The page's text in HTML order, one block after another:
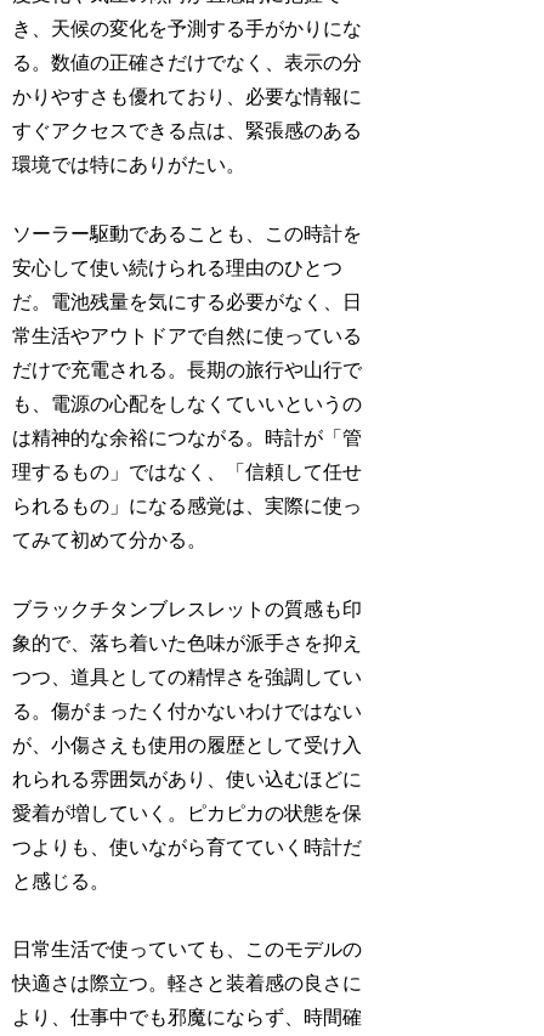
き、天候の変化を予測する手がかりにな
る。数値の正確さだけでなく、表示の分
かりやすさも優れており、必要な情報に
すぐアクセスできる点は、緊張感のある
環境では特にありがたい。
ソーラー駆動であることも、この時計を
安心して使い続けられる理由のひとつ
だ。電池残量を気にする必要がなく、日
常生活やアウトドアで自然に使っている
だけで充電される。長期の旅行や山行で
も、電源の心配をしなくていいというの
は精神的な余裕につながる。時計が「管
理するもの」ではなく、「信頼して任せ
られるもの」になる感覚は、実際に使っ
てみて初めて分かる。
ブラックチタンブレスレットの質感も印
象的で、落ち着いた色味が派手さを抑え
つつ、道具としての精悍さを強調してい
る。傷がまったく付かないわけではない
が、小傷さえも使用の履歴として受け入
れられる雰囲気があり、使い込むほどに
愛着が増していく。ピカピカの状態を保
つよりも、使いながら育てていく時計だ
と感じる。
日常生活で使っていても、このモデルの
快適さは際立つ。軽さと装着感の良さに
より、仕事中でも邪魔にならず、時間確